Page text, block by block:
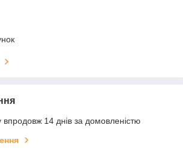
14 днів за домовленістю